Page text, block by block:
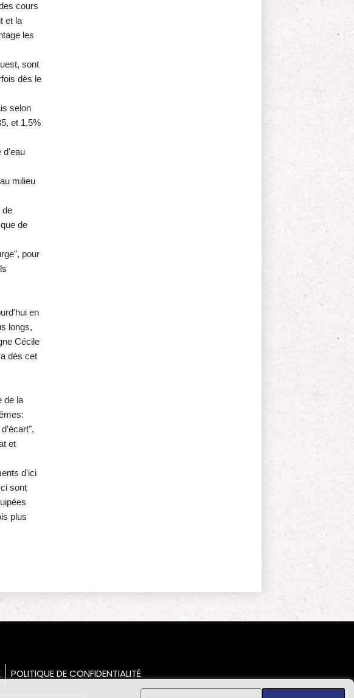
cours
et la
les
sont
dès le
selon
et 1,5%
d'eau
milieu
de
de
pour
en
longs,
Cécile
dès cet
de la
et
d'ici
sont
plus
POLITIQUE DE CONFIDENTIALITÉ